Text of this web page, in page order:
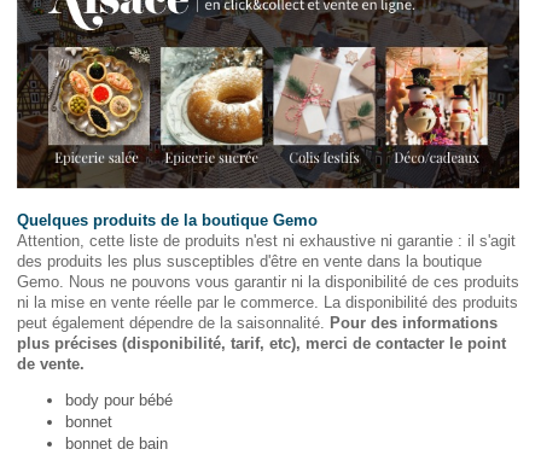
Quelques produits de la boutique Gemo
Attention, cette liste de produits n'est ni exhaustive ni garantie : il s'agit
des produits les plus susceptibles d'être en vente dans la boutique
Gemo. Nous ne pouvons vous garantir ni la disponibilité de ces produits
ni la mise en vente réelle par le commerce. La disponibilité des produits
peut également dépendre de la saisonnalité. Pour des informations
plus précises (disponibilité, tarif, etc), merci de contacter le point
de vente.
body pour bébé
bonnet
bonnet de bain